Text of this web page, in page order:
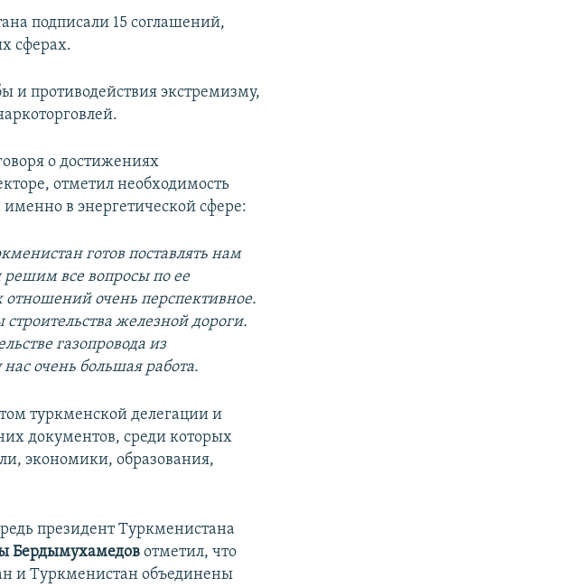
подписали 15 соглашений,
сферах.
и противодействия экстремизму,
о достижениях
отметил необходимость
в энергетической сфере:
готов поставлять нам
все вопросы по ее
очень перспективное.
железной дороги.
газопровода из
насочень большая работа.
туркменской делегации и
документов, среди которых
экономики, образования,
президент Туркменистана
Бердымухамедовотметил, что
и Туркменистан объединены